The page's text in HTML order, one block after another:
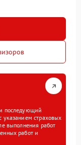
последующий
указанием страховых
выполнения работ
работ и